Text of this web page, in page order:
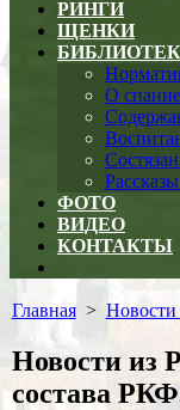
РИНГИ
ЩЕНКИ
О
ФОТО
ВИДЕО
КОНТАКТЫ
menu
Главная> Новости
Новости
состава